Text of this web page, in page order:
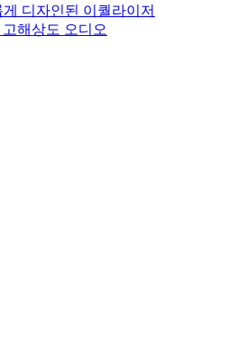
디자인된 이퀄라이저
고해상도 오디오